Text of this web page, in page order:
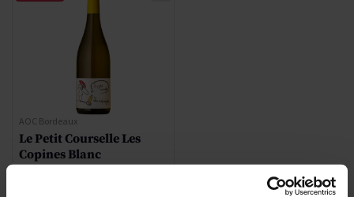
AOC Bordeaux
Le Petit Courselle Les
Copines Blanc